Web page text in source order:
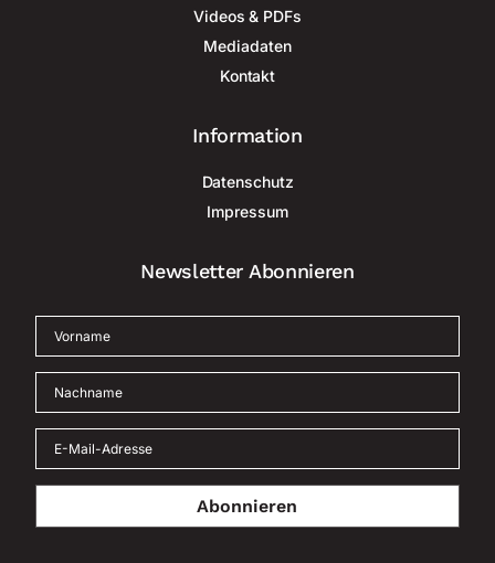
Videos & PDFs
Mediadaten
Kontakt
Information
Datenschutz
Impressum
Newsletter Abonnieren
Abonnieren